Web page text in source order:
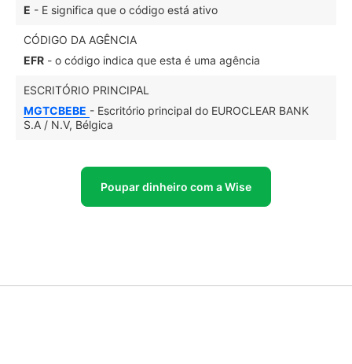
E - E significa que o código está ativo
CÓDIGO DA AGÊNCIA
EFR - o código indica que esta é uma agência
ESCRITÓRIO PRINCIPAL
MGTCBEBE - Escritório principal do EUROCLEAR BANK
S.A / N.V, Bélgica
Poupar dinheiro com a Wise